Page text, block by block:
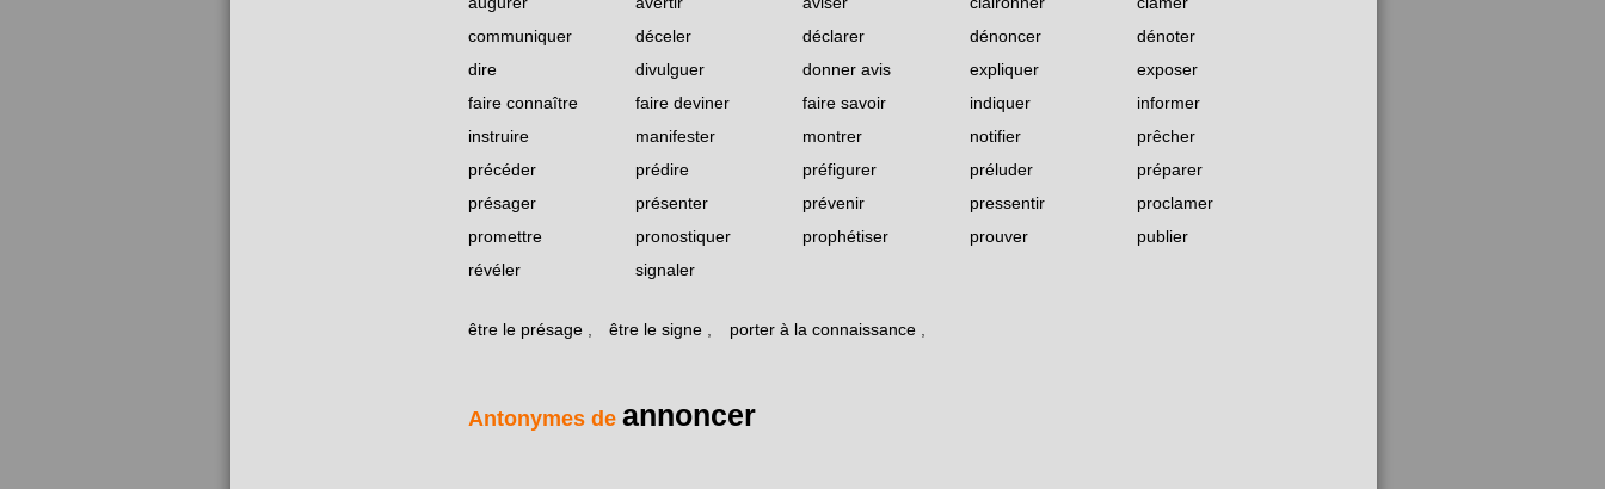
communiquer
déceler déclarer dénoncer
dénoter
dire
divulguer donner avis expliquer
exposer
faire connaître
faire deviner faire savoir indiquer
informer
instruire
manifester montrer notifier
prêcher
précéder
prédire préfigurer préluder
préparer
présager
présenter prévenir pressentir
proclamer
promettre
pronostiquer prophétiser prouver
publier
révéler
signaler
être le présage être le signe porter à la connaissance
Antonymes de annoncer